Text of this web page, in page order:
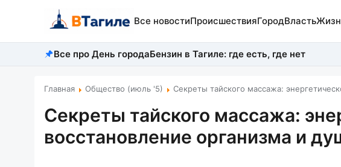
Все новостиПроисшествияГородВласть
Все про День городаБензин в Тагиле: где есть, где нет
Главная Общество (июль '5) Секреты тайского массажа:
Секреты тайского массажа:
восстановление организма и